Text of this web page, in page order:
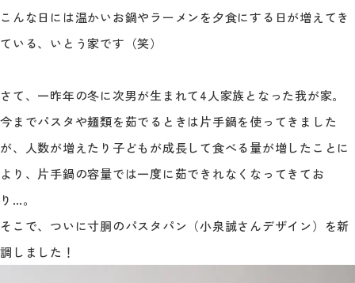
こんな日には温かいお鍋やラーメンを夕食にする日が増えてき
ている、いとう家です（笑）
さて、一昨年の冬に次男が生まれて4人家族となった我が家。
今までパスタや麺類を茹でるときは片手鍋を使ってきました
が、人数が増えたり子どもが成長して食べる量が増したことに
より、片手鍋の容量では一度に茹できれなくなってきてお
り…。
そこで、ついに寸胴のパスタパン（小泉誠さんデザイン）を新
調しました！